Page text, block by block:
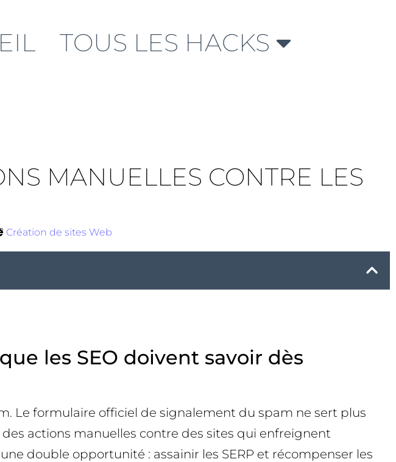
TOUS LES HACKS
MANUELLES CONTRE LES
Création de sites Web
les SEO doivent savoir dès
Le formulaire officiel de signalement du spam ne sert plus
actions manuelles contre des sites qui enfreignent
double opportunité : assainir les SERP et récompenser les